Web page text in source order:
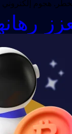
للخطر. هجوم